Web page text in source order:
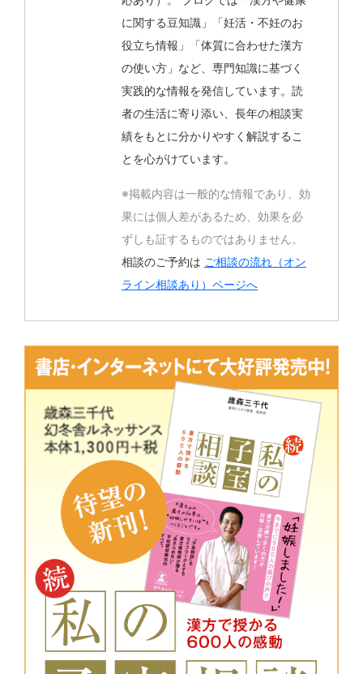
に関する豆知識」「妊活・不妊のお
役立ち情報」「体質に合わせた漢方
の使い方」など、専門知識に基づく
実践的な情報を発信しています。読
者の生活に寄り添い、長年の相談実
績をもとに分かりやすく解説するこ
とを心がけています。
※掲載内容は一般的な情報であり、効
果には個人差があるため、効果を必
ずしも証するものではありません。
相談のご予約は ご相談の流れ（オン
ライン相談あり）ページへ